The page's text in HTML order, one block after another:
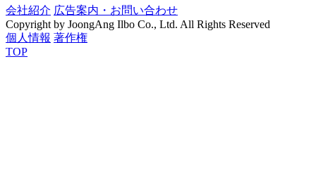
会社紹介 広告案内・お問い合わせ
Copyright by JoongAng Ilbo Co., Ltd. All Rights Reserved
個人情報 著作権
TOP